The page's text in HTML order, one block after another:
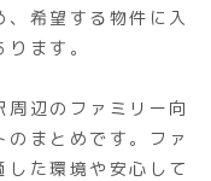
希望する物件に入
ます。
辺のファミリー向
まとめです。ファ
た環境や安心して